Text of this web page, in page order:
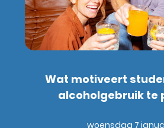
Wat motiveert
alcoholgebruik te
woensdag 7